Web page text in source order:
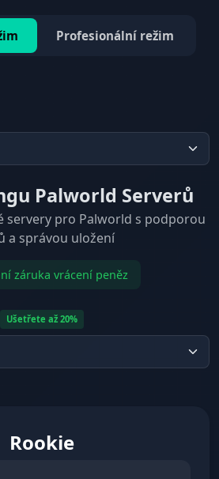
Profesionální režim
Palworld Serverů
servery pro Palworld s podporou
a správou uložení
záruka vrácení peněz
Ušetřete až 20%
Rookie